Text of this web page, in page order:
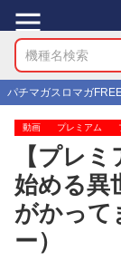
パチマガスロマガ
動画 プレミアム
【プレ
始める異
がかって
ー）